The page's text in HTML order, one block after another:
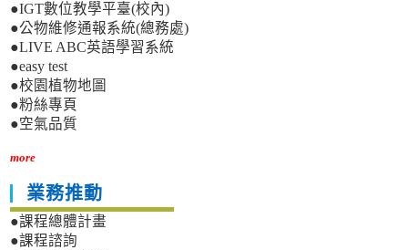
●IGT數位教學平臺(校內)
●公物維修通報系統(總務處)
●LIVE ABC英語學習系統
●easy test
●校園植物地圖
●粉絲專頁
●空氣品質
more
業務推動
●課程總體計畫
●課程諮詢